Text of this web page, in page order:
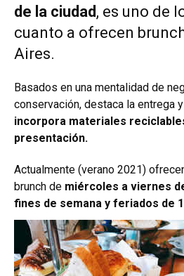
de la ciudad , es uno de
cuanto a ofrecen
Aires.
Basados en una mentalidad de
conservación, destaca la entrega
incorpora materiales
presentación.
Actualmente (verano 2021)
brunch de miércoles a viernes
fines de semana y feriados de